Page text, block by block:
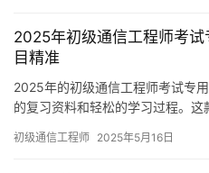
2025年初级通信工程师考
目精准
2025年的初级通信工程师考试专
的复习资料和轻松的学习过程。
初级通信工程师 2025年5月16日